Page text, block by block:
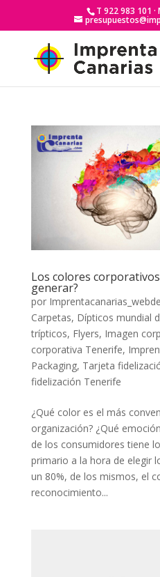
T 922 983 101
Los colores
generar?
por
Carpetas, Dípticos mundial
trípticos, Flyers, Imagen
corporativa Tenerife,
Packaging, Tarjeta
fidelización Tenerife
¿Qué color es el más
organización? ¿Qué
de los consumidores tiene
primario a la hora de elegir
un 80%, de los mismos, el
reconocimiento...